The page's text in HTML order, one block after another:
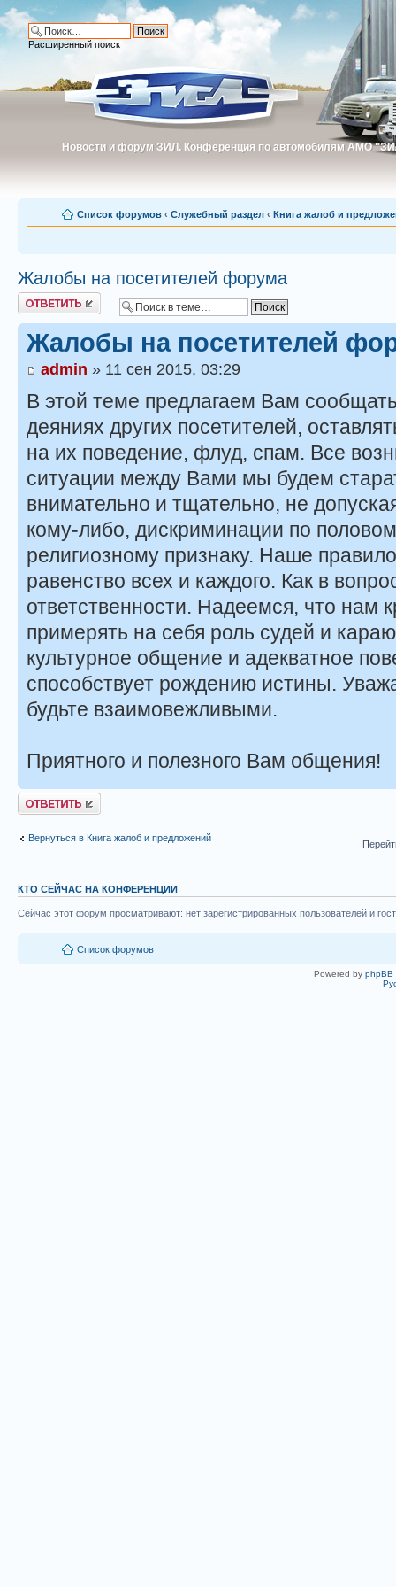
Новости и форум ЗИЛ. Конференция по автомобилям АМО
Новости и форум ЗИЛ. Конференция по автомобилям АМО
Расширенный поиск
Список форумов ‹ Служебный раздел ‹ Книга жалоб и
Жалобы на посетителей форума
Ответить
Жалобы на посетителей
admin » 11 сен 2015, 03:29
В этой теме предлагаем Вам
деяниях других посетителей,
на их поведение, флуд, спам. Все
ситуации между Вами мы будем
внимательно и тщательно, не
кому-либо, дискриминации по
религиозному признаку. Наше
равенство всех и каждого. Как в
ответственности. Надеемся, что нам
примерять на себя роль судей и
культурное общение и адекватное
способствует рождению истины.
будьте взаимовежливыми.
Приятного и полезного Вам общения!
Ответить
Вернуться в Книга жалоб и предложений
КТО СЕЙЧАС НА КОНФЕРЕНЦИИ
Сейчас этот форум просматривают: нет зарегистрированных пользователей и
Список форумов
Powered by phpBB